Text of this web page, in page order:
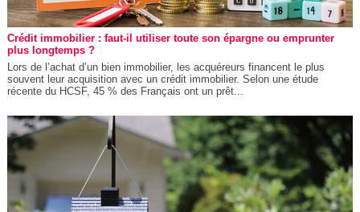
Crédit immobilier : faut-il utiliser toute son épargne ou emprunter
plus longtemps ?
Lors de l’achat d’un bien immobilier, les acquéreurs financent le plus
souvent leur acquisition avec un crédit immobilier. Selon une étude
récente du HCSF, 45 % des Français ont un prêt...